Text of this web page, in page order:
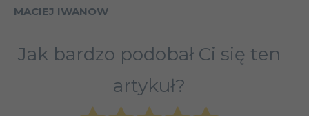
MACIEJ IWANOW
Jak bardzo podobał Ci się ten
artykuł?